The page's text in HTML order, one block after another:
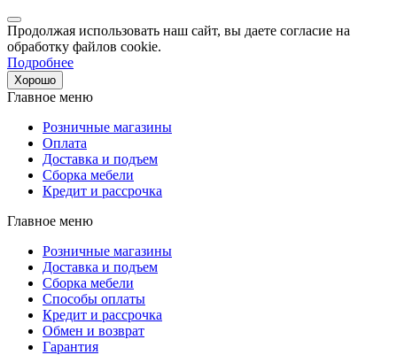
Продолжая использовать наш сайт, вы даете согласие на
обработку файлов cookie.
Подробнее
Хорошо
Главное меню
Розничные магазины
Оплата
Доставка и подъем
Сборка мебели
Кредит и рассрочка
Главное меню
Розничные магазины
Доставка и подъем
Сборка мебели
Способы оплаты
Кредит и рассрочка
Обмен и возврат
Гарантия